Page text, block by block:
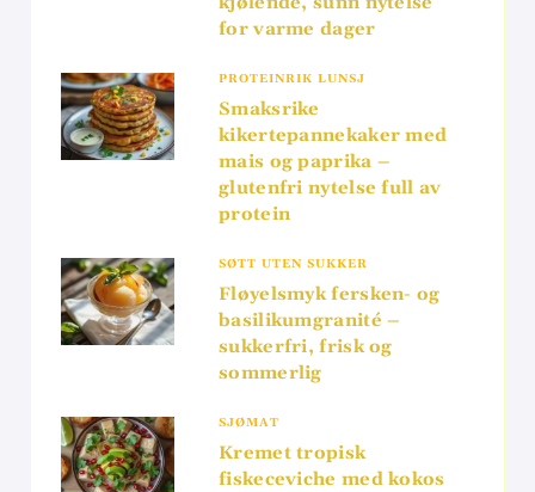
for varme dager
PROTEINRIK LUNSJ
Smaksrike
kikertepannekaker med
mais og paprika –
glutenfri nytelse full av
protein
SØTT UTEN SUKKER
Fløyelsmyk fersken- og
basilikumgranité –
sukkerfri, frisk og
sommerlig
SJØMAT
Kremet tropisk
fiskeceviche med kokos